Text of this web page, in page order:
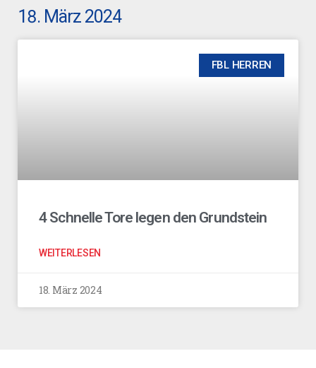
18. März 2024
FBL HERREN
4 Schnelle Tore legen den Grundstein
WEITERLESEN
18. März 2024